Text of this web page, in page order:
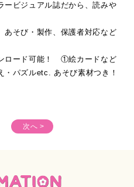
・注意を受け入れにくい子」
数への興味が薄い？」／田中
ービジュアル誌だから、読みや
あそび・製作、保護者対応など
ロード可能！ ①絵カードなど
パズルetc. あそび素材つき！
次へ >